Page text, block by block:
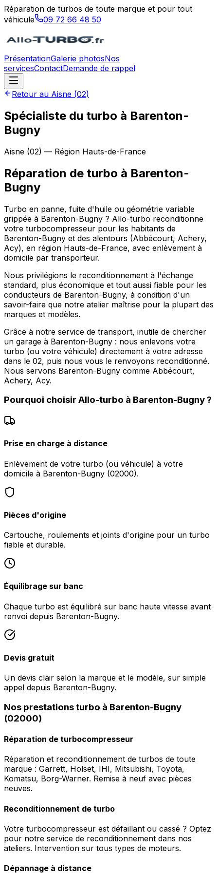
Réparation de turbos de toute marque et pour tout
véhicule
09 72 66 48 50
PrésentationGalerie photosNos
servicesContactDemande de rappel
Retour au Aisne (02)
Spécialiste du turbo à Barenton-
Bugny
Aisne (02) — Région Hauts-de-France
Réparation de turbo à Barenton-
Bugny
Turbo en panne, fuite d'huile ou géométrie variable
grippée à Barenton-Bugny ? Allo-turbo reconditionne
votre turbocompresseur pour les habitants de
Barenton-Bugny et des alentours (Abbécourt, Achery,
Acy), en région Hauts-de-France, avec enlèvement à
domicile par transporteur.
Nous privilégions le reconditionnement à l'échange
standard, plus économique et tout aussi fiable pour les
conducteurs de Barenton-Bugny, à condition d'un
savoir-faire que notre atelier maîtrise pour la plupart des
marques et modèles.
Grâce à notre service de transport, inutile de chercher
un garage à Barenton-Bugny : nous enlevons votre
turbo (ou votre véhicule) directement à votre adresse
dans le 02, puis nous vous le renvoyons reconditionné.
Nous servons Barenton-Bugny comme Abbécourt,
Achery, Acy.
Pourquoi choisir Allo-turbo à Barenton-Bugny?
Prise en charge à distance
Enlèvement de votre turbo (ou véhicule) à votre
domicile à Barenton-Bugny (02000).
Pièces d'origine
Cartouche, roulements et joints d'origine pour un turbo
fiable et durable.
Équilibrage sur banc
Chaque turbo est équilibré sur banc haute vitesse avant
renvoi depuis Barenton-Bugny.
Devis gratuit
Un devis clair selon la marque et le modèle, sur simple
appel depuis Barenton-Bugny.
Nos prestations turbo à Barenton-Bugny
(02000)
Réparation de turbocompresseur
Réparation et reconditionnement de turbos de toute
marque : Garrett, Holset, IHI, Mitsubishi, Toyota,
Komatsu, Borg-Warner. Remise à neuf avec pièces
neuves.
Reconditionnement de turbo
Votre turbocompresseur est défaillant ou cassé ? Optez
pour notre service de reconditionnement dans nos
ateliers. Intervention sur tous types de moteurs.
Dépannage à distance